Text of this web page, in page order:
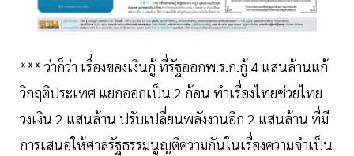
*** ว่าก็ว่า เรื่องของเงินกู้ ที่รัฐออกพ.ร.ก.กู้ 4 แสนล้านแก้
วิกฤติประเทศ แยกออกเป็น 2 ก้อน ทำเรื่องไทยช่วยไทย
วงเงิน 2 แสนล้าน ปรับเปลี่ยนพลังงานอีก 2 แสนล้าน ที่มี
การเสนอให้ศาลรัฐธรรมนูญตีความกันในเรื่องความจำเป็น